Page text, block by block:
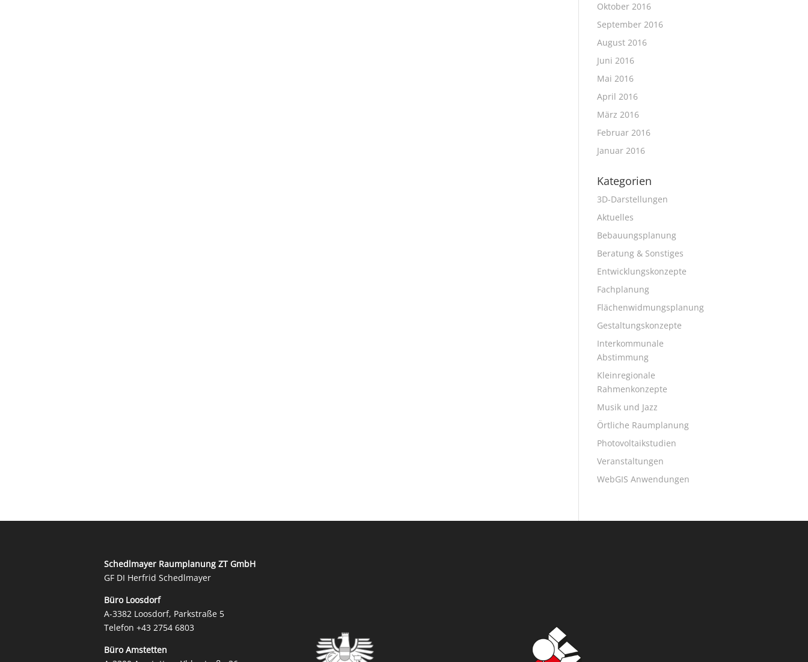
Oktober 2016
September 2016
August 2016
Juni 2016
Mai 2016
April 2016
März 2016
Februar 2016
Januar 2016
Kategorien
3D-Darstellungen
Aktuelles
Bebauungsplanung
Beratung & Sonstiges
Entwicklungskonzepte
Fachplanung
Flächenwidmungsplanung
Gestaltungskonzepte
Interkommunale
Abstimmung
Kleinregionale
Rahmenkonzepte
Musik und Jazz
Örtliche Raumplanung
Photovoltaikstudien
Veranstaltungen
WebGIS Anwendungen
Schedlmayer Raumplanung ZT GmbH
GF DI Herfrid Schedlmayer
Büro Loosdorf
A-3382 Loosdorf, Parkstraße 5
Telefon +43 2754 6803
Büro Amstetten